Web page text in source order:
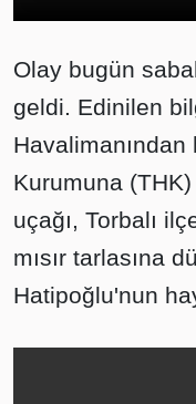
Olay bugün
geldi. Edinilen
Kurumuna
uçağı, Torbalı
mısır tarlasına
Hatipoğlu'nun